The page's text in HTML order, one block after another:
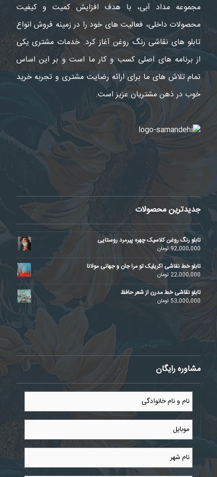
مجموعه مداد آبی، با هدف افزایش کمیت و کیفیت
محصولات داخلی، فعالیت های خود را در زمینه فروش انواع
تابلو های نقاشی رنگ روغن آغاز کرد. خدمات مشتری یکی
از برنامه های اصلی کسب و کار ما است و بر این اساس
تمام تلاش های ما برای ارائه رضایت مشتری و تجربه خرید
خوب در ذهن مشتریان عزیز است.
جدیدترین محصولات
تابلو رنگ روغن کلاسیک چهره پیرمرد روستایی
92,000,000تومان
تابلو خط نقاشی اکریلیک تو مرا جان و جهانی مولانا
22,000,000 تومان
تابلو نقاشی خط مدرن از شعر حافظ
53,000,000 تومان
مشاوره رایگان
نام
نام
خانوادگی
موبایل
نام
شهر *